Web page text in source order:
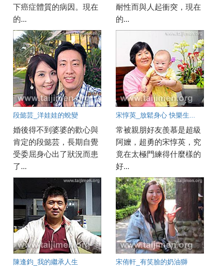
下癌症體質的病因。現在
的...
耐性而與人起衝突，現在
的...
段懿芸_洋娃娃的蛻變
婚後得不到婆婆的歡心與
肯定的段懿芸，長期自覺
受委屈身心出了狀況而患
了...
宋惇英_放鬆身心 快樂生...
常被親朋好友羨慕是超級
阿嬤，超勇的宋惇英，究
竟在太極門練得什麼樣的
好...
陳逢鈞_我的繼承人生 宋侑軒_有笑臉的奶油獅